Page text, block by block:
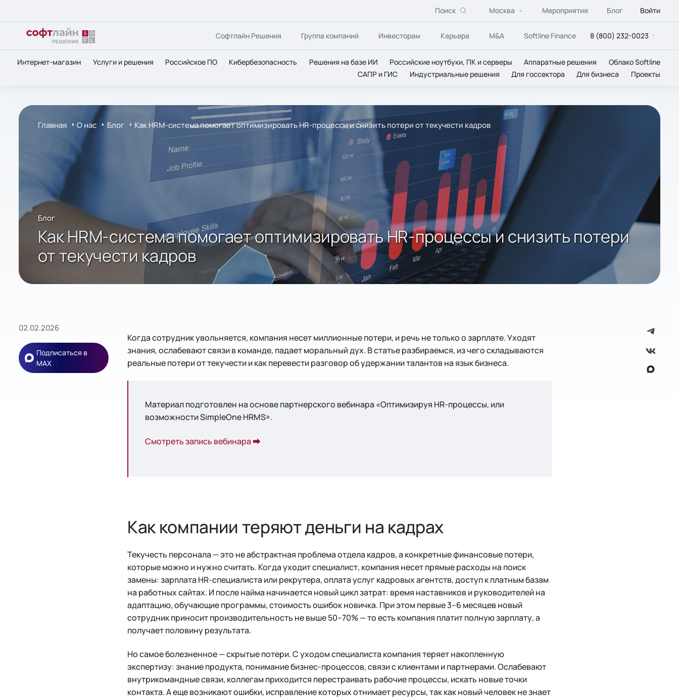
Поиск Москва Мероприятия Блог Войти
Софтлайн Решения Группа компаний Инвесторам Карьера M&A Softline Finance 8 (800) 232-0023
Интернет-магазин Услуги и решения Российское ПО Кибербезопасность Решения на базе ИИ Российские ноутбуки, ПК и серверы Аппаратные решения
Облако Softline
САПР и ГИС
Индустриальные решения Для госсектора Для бизнеса Проекты
Главная О нас Блог Как HRM-система помогает оптимизировать HR-процессы и снизить потери от текучести кадров
Блог
Как HRM-система помогает оптимизировать HR-процессы и снизить потери
от текучести кадров
02.02.2026
Подписаться в
MAX
Когда сотрудник увольняется, компания несет миллионные потери, и речь не только о зарплате. Уходят
знания, ослабевают связи в команде, падает моральный дух. В статье разбираемся, из чего складываются
реальные потери от текучести и как перевести разговор об удержании талантов на язык бизнеса.
Материал подготовлен на основе партнерского вебинара «Оптимизируя HR-процессы, или
возможности SimpleOne HRMS»‎.
Смотреть запись вебинара ⮕
Как компании теряют деньги на кадрах
Текучесть персонала — это не абстрактная проблема отдела кадров, а конкретные финансовые потери,
которые можно и нужно считать. Когда уходит специалист, компания несет прямые расходы на поиск
замены: зарплата HR-специалиста или рекрутера, оплата услуг кадровых агентств, доступ к платным базам
на работных сайтах. И после найма начинается новый цикл затрат: время наставников и руководителей на
адаптацию, обучающие программы, стоимость ошибок новичка. При этом первые 3–6 месяцев новый
сотрудник приносит производительность не выше 50–70% — то есть компания платит полную зарплату, а
получает половину результата.
Но самое болезненное — скрытые потери. С уходом специалиста компания теряет накопленную
экспертизу: знание продукта, понимание бизнес-процессов, связи с клиентами и партнерами. Ослабевают
внутрикомандные связи, коллегам приходится перестраивать рабочие процессы, искать новые точки
контакта. А еще возникают ошибки, исправление которых отнимает ресурсы, так как новый человек не знает